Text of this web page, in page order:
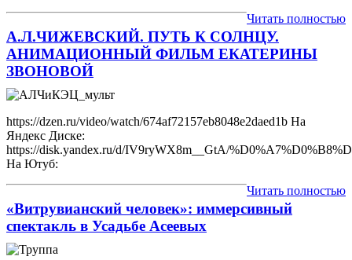
Читать полностью
А.Л.ЧИЖЕВСКИЙ. ПУТЬ К СОЛНЦУ.
АНИМАЦИОННЫЙ ФИЛЬМ ЕКАТЕРИНЫ
ЗВОНОВОЙ
https://dzen.ru/video/watch/674af72157eb8048e2daed1b На
Яндекс Диске:
https://disk.yandex.ru/d/IV9ryWX8m__GtA/
На Ютуб:
Читать полностью
«Витрувианский человек»: иммерсивный
спектакль в Усадьбе Асеевых